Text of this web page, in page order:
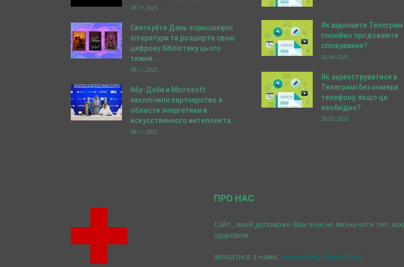
08.11.2025
Святкуйте День чорношкірої
літератури та розширте свою
цифрову бібліотеку цього
тижня...
08.11.2025
Абу-Даби и Microsoft
заключили партнерство в
области энергетики и
искусственного интеллекта...
08.11.2025
Як відновити Телеграм
спокійно продовжити
спілкування?
20.04.2020
Як зареєструватися в
Телеграмі без номера
телефону, якщо це
необхідно?
28.03.2020
ПРО НАС
Cайт , який допоможе Вам вчасно визначити тип
здоровим
зв'язатися з нами: maxwelhelp@gmail.com